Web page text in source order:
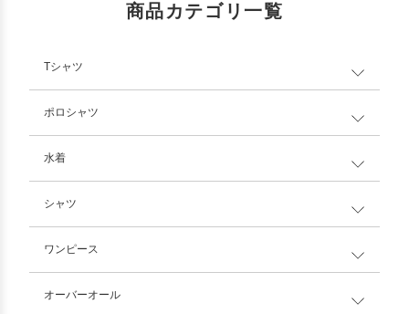
商品カテゴリ一覧
Tシャツ
ポロシャツ
水着
シャツ
ワンピース
オーバーオール